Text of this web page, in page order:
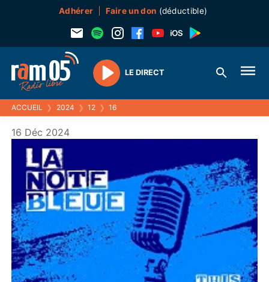
Adhérer Faire un don (déductible)
Play
LE DIRECT
ACCUEIL ❯ 2024 ❯ 12 ❯ 16
16 Déc 2024